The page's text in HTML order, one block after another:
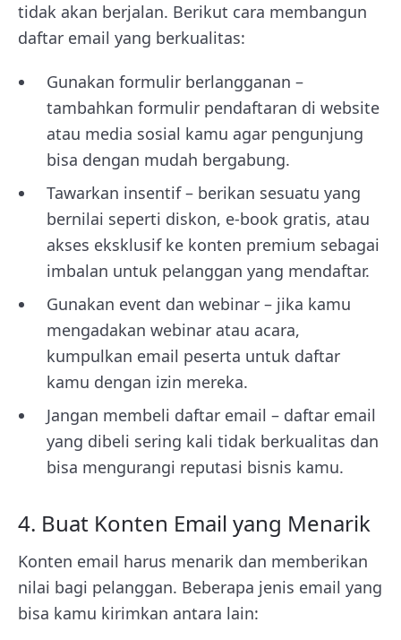
tidak akan berjalan. Berikut cara membangun
daftar email yang berkualitas:
Gunakan formulir berlangganan –
tambahkan formulir pendaftaran di website
atau media sosial kamu agar pengunjung
bisa dengan mudah bergabung.
Tawarkan insentif – berikan sesuatu yang
bernilai seperti diskon, e-book gratis, atau
akses eksklusif ke konten premium sebagai
imbalan untuk pelanggan yang mendaftar.
Gunakan event dan webinar – jika kamu
mengadakan webinar atau acara,
kumpulkan email peserta untuk daftar
kamu dengan izin mereka.
Jangan membeli daftar email – daftar email
yang dibeli sering kali tidak berkualitas dan
bisa mengurangi reputasi bisnis kamu.
4. Buat Konten Email yang Menarik
Konten email harus menarik dan memberikan
nilai bagi pelanggan. Beberapa jenis email yang
bisa kamu kirimkan antara lain: